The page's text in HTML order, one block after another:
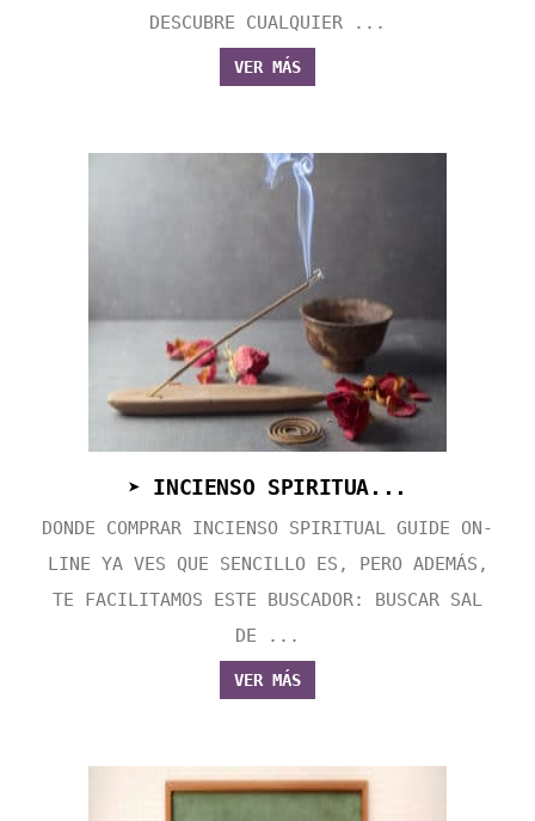
DESCUBRE CUALQUIER ...
VER MÁS
➤ INCIENSO SPIRITUA...
DONDE COMPRAR INCIENSO SPIRITUAL GUIDE ON-
LINE YA VES QUE SENCILLO ES, PERO ADEMÁS,
TE FACILITAMOS ESTE BUSCADOR: BUSCAR SAL
DE ...
VER MÁS